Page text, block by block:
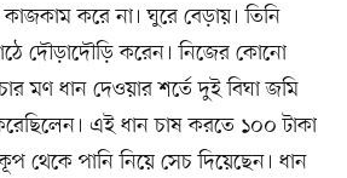
করে না। ঘুরে বেড়ায়। তিনি
দৌড়াদৌড়ি করেন। নিজের কোনো
মণ ধান দেওয়ার শর্তে দুই বিঘা জমি
এই ধান চাষ করতে ১০০ টাকা
থেকে পানি নিয়ে সেচ দিয়েছেন। ধান